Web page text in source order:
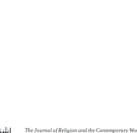
The Journal of Religion and the Contemporary